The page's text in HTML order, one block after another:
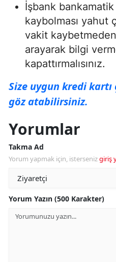
İşbank bankamatik
kaybolması yahut
vakit kaybetmeden
arayarak bilgi
kapattırmalısınız.
Size uygun kredi
göz atabilirsiniz.
Yorumlar
Takma Ad
Yorum yapmak için, istersenizgiriş
Yorum Yazın (500 Karakter)